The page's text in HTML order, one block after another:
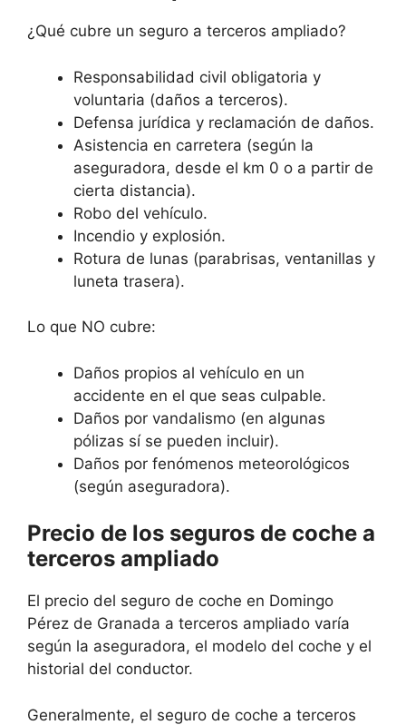
¿Qué cubre un seguro a terceros ampliado?
Responsabilidad civil obligatoria y
voluntaria (daños a terceros).
Defensa jurídica y reclamación de daños.
Asistencia en carretera (según la
aseguradora, desde el km 0 o a partir de
cierta distancia).
Robo del vehículo.
Incendio y explosión.
Rotura de lunas (parabrisas, ventanillas y
luneta trasera).
Lo que NO cubre:
Daños propios al vehículo en un
accidente en el que seas culpable.
Daños por vandalismo (en algunas
pólizas sí se pueden incluir).
Daños por fenómenos meteorológicos
(según aseguradora).
Precio de los seguros de coche a
terceros ampliado
El precio del seguro de coche en Domingo
Pérez de Granada a terceros ampliado varía
según la aseguradora, el modelo del coche y el
historial del conductor.
Generalmente, el seguro de coche a terceros